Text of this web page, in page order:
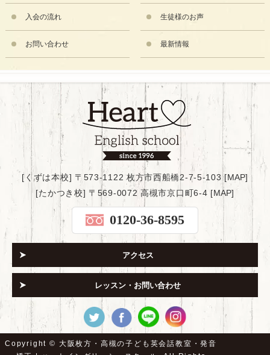
入会の流れ 生徒様のお声
お問い合わせ 最新情報
[くずは本校] 〒573-1122 枚方市西船橋2-7-5-103 [MAP]
[たかつき校] 〒569-0072 高槻市京口町6-4 [MAP]
0120-36-8595
アクセス
レッスン・お問い合わせ
Copyright © 大阪枚方・高槻の子ども英会話教室・発音